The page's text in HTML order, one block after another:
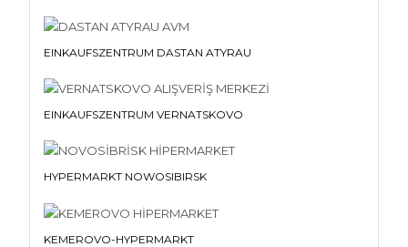
EINKAUFSZENTRUM DASTAN ATYRAU
EINKAUFSZENTRUM VERNATSKOVO
HYPERMARKT NOWOSIBIRSK
KEMEROVO-HYPERMARKT